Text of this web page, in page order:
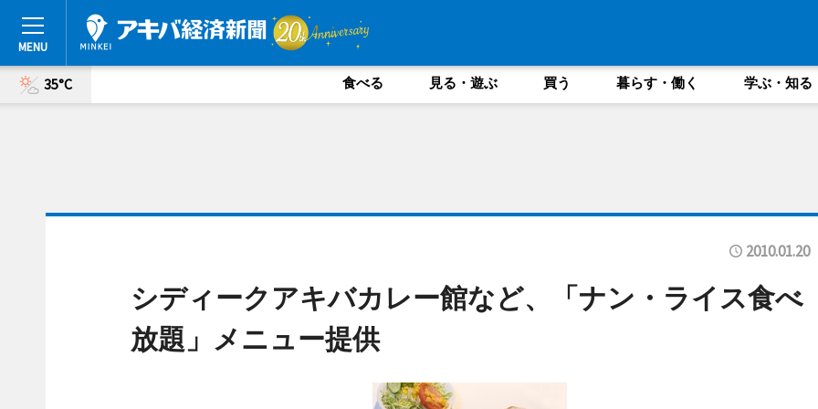
35°C 食べる 見る・遊ぶ 買う 暮らす・働く 学ぶ・知る
2010.01.20
シディークアキバカレー館など、「ナン・ライス食べ
放題」メニュー提供